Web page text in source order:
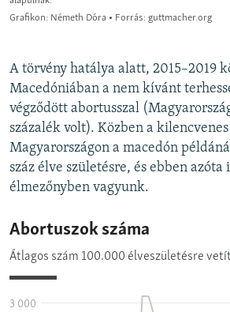
A törvény hatálya alatt, 2015–2019
Macedóniában a nem kívánt
végződött abortusszal
százalék volt). Közben a
Magyarországon a macedón
száz élve születésre, és ebben azóta
élmezőnyben vagyunk.